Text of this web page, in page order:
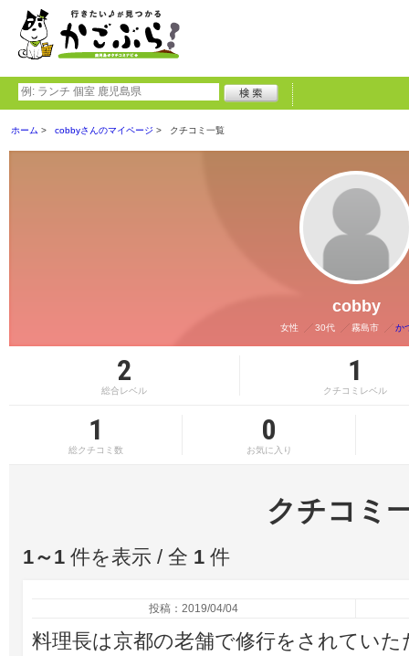
ホーム cobbyさんのマイページ クチコミ一覧
cobby
女性 30代 霧島市 か
2
総合レベル
1
クチコミレベル
1
総クチコミ数
0
お気に入り
クチコミ
1～1 件を表示 / 全 1 件
投稿：2019/04/04
料理長は京都の老舗で修行をされてい